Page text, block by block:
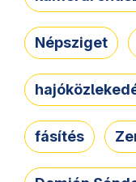
Népsziget
fásítés